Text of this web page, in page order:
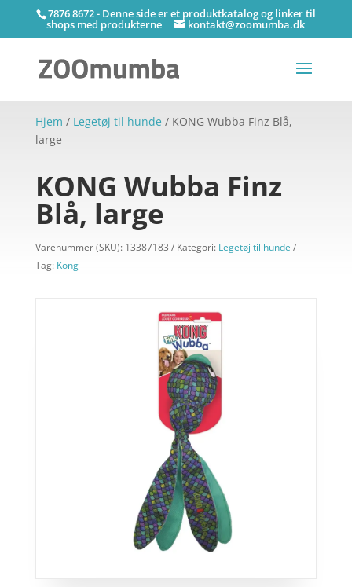
7876 8672 - Denne side er et produktkatalog og linker til
shops med produkterne kontakt@zoomumba.dk
Hjem / Legetøj til hunde / KONG Wubba Finz Blå,
large
KONG Wubba Finz
Blå, large
Varenummer (SKU): 13387183 Kategori: Legetøj til hunde
Tag: Kong